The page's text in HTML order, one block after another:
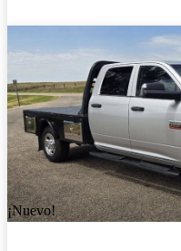
¡Nuevo!